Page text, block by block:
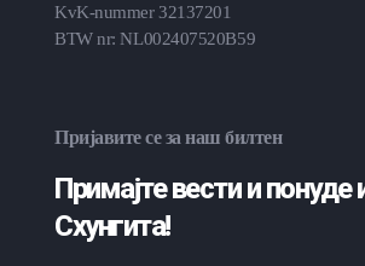
KvK-nummer 32137201
BTW nr: NL002407520B59
Пријавите се за наш билтен
Примајте вести и понуде
Схунгита!